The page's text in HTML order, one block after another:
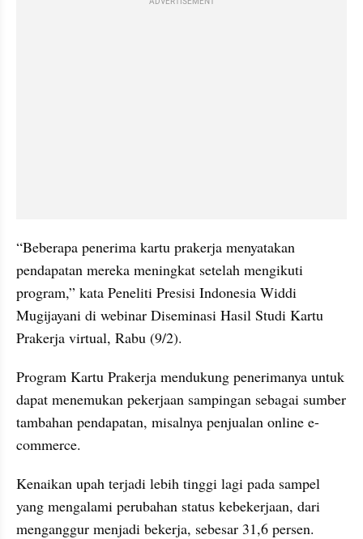
“Beberapa penerima kartu prakerja menyatakan
pendapatan mereka meningkat setelah mengikuti
program,” kata Peneliti Presisi Indonesia Widdi
Mugijayani di webinar Diseminasi Hasil Studi Kartu
Prakerja virtual, Rabu (9/2).
Program Kartu Prakerja mendukung penerimanya untuk
dapat menemukan pekerjaan sampingan sebagai sumber
tambahan pendapatan, misalnya penjualan online e-
commerce.
Kenaikan upah terjadi lebih tinggi lagi pada sampel
yang mengalami perubahan status kebekerjaan, dari
menganggur menjadi bekerja, sebesar 31,6 persen.